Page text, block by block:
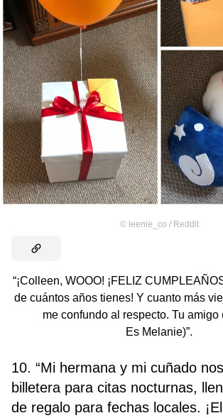
© leenie_co / Reddit
“¡Colleen, WOOO! ¡FELIZ
de cuántos años tienes! Y cuanto más
me confundo al respecto. Tu amigo
Es Melanie)”.
10. “Mi hermana y mi cuñado
billetera para citas nocturnas,
de regalo para fechas locales.